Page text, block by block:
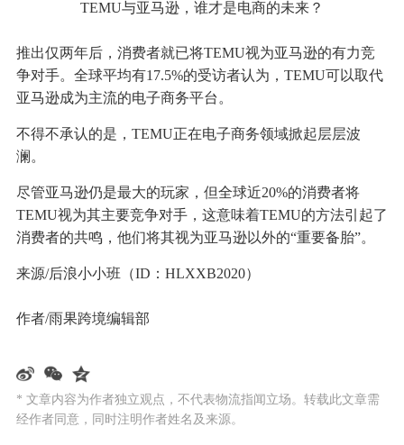
TEMU与亚马逊，谁才是电商的未来？
推出仅两年后，消费者就已将TEMU视为亚马逊的有力竞
争对手。全球平均有17.5%的受访者认为，TEMU可以取代
亚马逊成为主流的电子商务平台。
不得不承认的是，TEMU正在电子商务领域掀起层层波
澜。
尽管亚马逊仍是最大的玩家，但全球近20%的消费者将
TEMU视为其主要竞争对手，这意味着TEMU的方法引起了
消费者的共鸣，他们将其视为亚马逊以外的“重要备胎”。
来源/后浪小小班（ID：HLXXB2020）
作者/雨果跨境编辑部
* 文章内容为作者独立观点，不代表物流指闻立场。转载此文章需
经作者同意，同时注明作者姓名及来源。